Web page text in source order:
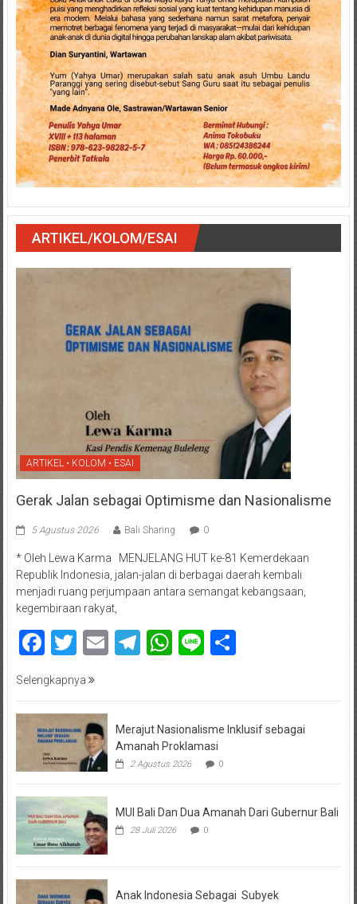
ARTIKEL/KOLOM/ESAI
ARTIKEL • KOLOM • ESAI
Gerak Jalan sebagai Optimisme dan Nasionalisme
5 Agustus 2026 Bali Sharing 0
* Oleh Lewa Karma MENJELANG HUT ke-81 Kemerdekaan
Republik Indonesia, jalan-jalan di berbagai daerah kembali
menjadi ruang perjumpaan antara semangat kebangsaan,
kegembiraan rakyat,
Facebook
Twitter
EmailTelegram
WhatsApp
LineShare
Selengkapnya
Merajut Nasionalisme Inklusif sebagai
Amanah Proklamasi
2 Agustus 2026 0
MUI Bali Dan Dua Amanah Dari Gubernur Bali
28 Juli 2026 0
Anak Indonesia Sebagai Subyek